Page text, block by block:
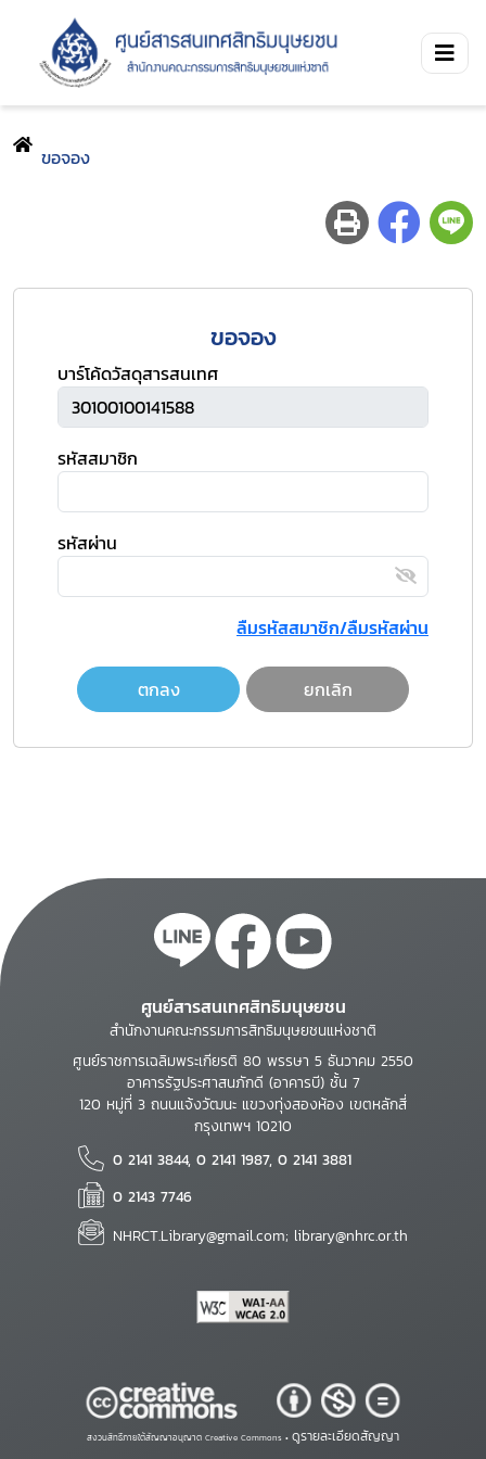
ขอจอง
ขอจอง
บาร์โค้ดวัสดุสารสนเทศ
รหัสสมาชิก
รหัสผ่าน
ลืมรหัสสมาชิก/ลืมรหัสผ่าน
ตกลง ยกเลิก
ศูนย์สารสนเทศสิทธิมนุษยชน
สำนักงานคณะกรรมการสิทธิมนุษยชนแห่งชาติ
ศูนย์ราชการเฉลิมพระเกียรติ 80 พรรษา 5 ธันวาคม 2550
อาคารรัฐประศาสนภักดี (อาคารบี) ชั้น 7
120 หมู่ที่ 3 ถนนแจ้งวัฒนะ แขวงทุ่งสองห้อง เขตหลักสี่
กรุงเทพฯ 10210
0 2141 3844, 0 2141 1987, 0 2141 3881
0 2143 7746
NHRCT.Library@gmail.com; library@nhrc.or.th
สงวนสิทธิ์ภายใต้สัญญาอนุญาต Creative Commons • ดูรายละเอียดสัญญา